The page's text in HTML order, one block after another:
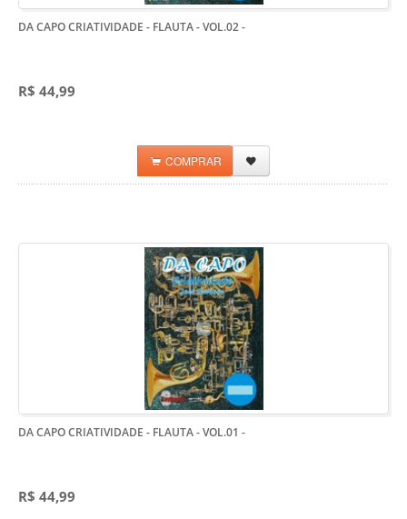
DA CAPO CRIATIVIDADE - FLAUTA - VOL.02-
R$ 44,99
COMPRAR
DA CAPO CRIATIVIDADE - FLAUTA - VOL.01 -
R$ 44,99